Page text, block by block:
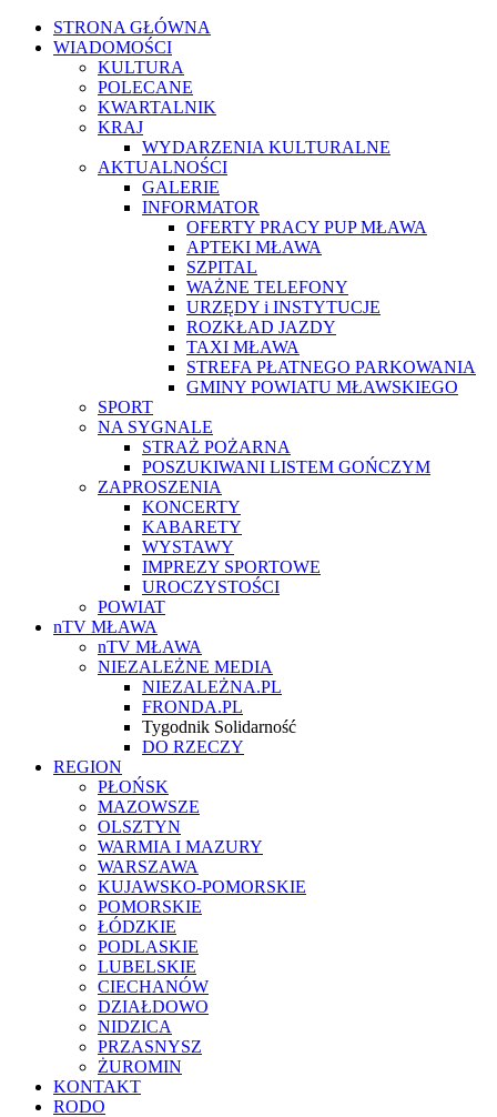
STRONA GŁÓWNA
WIADOMOŚCI
KULTURA
POLECANE
KWARTALNIK
KRAJ
WYDARZENIA KULTURALNE
AKTUALNOŚCI
GALERIE
INFORMATOR
OFERTY PRACY PUP MŁAWA
APTEKI MŁAWA
SZPITAL
WAŻNE TELEFONY
URZĘDY i INSTYTUCJE
ROZKŁAD JAZDY
TAXI MŁAWA
STREFA PŁATNEGO PARKOWANIA
GMINY POWIATU MŁAWSKIEGO
SPORT
NA SYGNALE
STRAŻ POŻARNA
POSZUKIWANI LISTEM GOŃCZYM
ZAPROSZENIA
KONCERTY
KABARETY
WYSTAWY
IMPREZY SPORTOWE
UROCZYSTOŚCI
POWIAT
nTV MŁAWA
nTV MŁAWA
NIEZALEŻNE MEDIA
NIEZALEŻNA.PL
FRONDA.PL
Tygodnik Solidarność
DO RZECZY
REGION
PŁOŃSK
MAZOWSZE
OLSZTYN
WARMIA I MAZURY
WARSZAWA
KUJAWSKO-POMORSKIE
POMORSKIE
ŁÓDZKIE
PODLASKIE
LUBELSKIE
CIECHANÓW
DZIAŁDOWO
NIDZICA
PRZASNYSZ
ŻUROMIN
KONTAKT
RODO